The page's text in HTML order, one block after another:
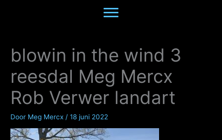
blowin in the wind 3
reesdal Meg Mercx
Rob Verwer landart
Door Meg Mercx /18 juni 2022